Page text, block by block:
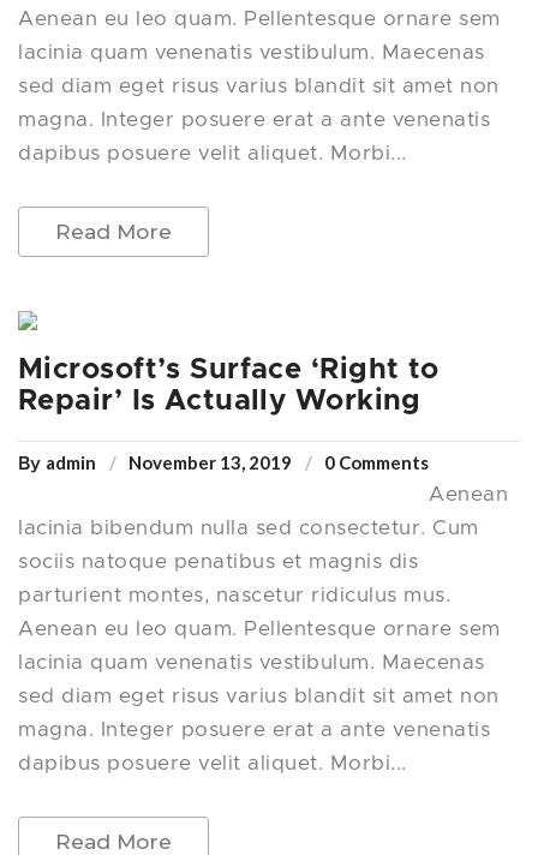
Aenean eu leo quam. Pellentesque ornare sem
lacinia quam venenatis vestibulum. Maecenas
sed diam eget risus varius blandit sit amet non
magna. Integer posuere erat a ante venenatis
dapibus posuere velit aliquet. Morbi...
Read More
Microsoft’s Surface ‘Right to
Repair’ Is Actually Working
By admin November 13, 2019 0 Comments
Aenean
lacinia bibendum nulla sed consectetur. Cum
sociis natoque penatibus et magnis dis
parturient montes, nascetur ridiculus mus.
Aenean eu leo quam. Pellentesque ornare sem
lacinia quam venenatis vestibulum. Maecenas
sed diam eget risus varius blandit sit amet non
magna. Integer posuere erat a ante venenatis
dapibus posuere velit aliquet. Morbi...
Read More